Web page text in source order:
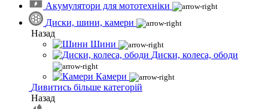
Акумулятори для мототехніки
Диски, шини, камери
Назад
Шини
Диски, колеса, ободи
Камери
Дивитись більше категорій
Назад